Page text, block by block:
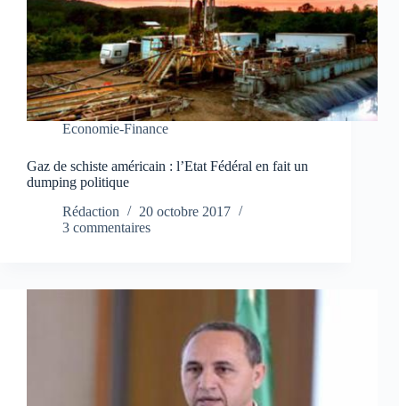
Economie-Finance
Gaz de schiste américain : l’Etat Fédéral en fait un
dumping politique
Rédaction
20 octobre 2017
3 commentaires